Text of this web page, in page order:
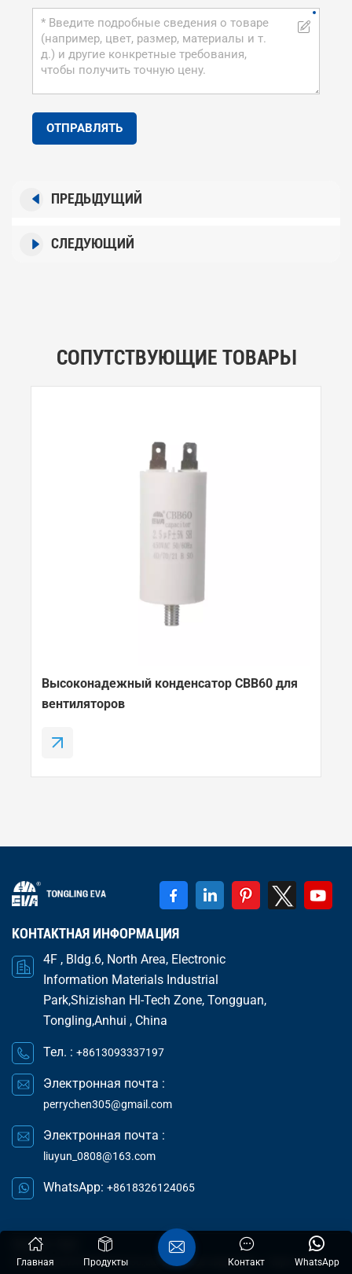
ОТПРАВЛЯТЬ
ПРЕДЫДУЩИЙ
СЛЕДУЮЩИЙ
СОПУТСТВУЮЩИЕ ТОВАРЫ
Высоконадежный конденсатор CBB60 для
вентиляторов
КОНТАКТНАЯ ИНФОРМАЦИЯ
4F , Bldg.6, North Area, Electronic
Information Materials Industrial
Park,Shizishan Hl-Tech Zone, Tongguan,
Tongling,Anhui , China
Тел. : +8613093337197
Электронная почта :
perrychen305@gmail.com
Электронная почта :
liuyun_0808@163.com
WhatsApp: +8618326124065
Новости
© Tongling EVA Electronics Co.,Ltd Все права защищены .
Карта сайта
Главная Продукты WhatsApp
Контакт